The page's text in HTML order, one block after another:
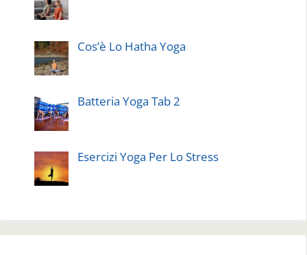
Cos’è Lo Hatha Yoga
Batteria Yoga Tab 2
Esercizi Yoga Per Lo Stress